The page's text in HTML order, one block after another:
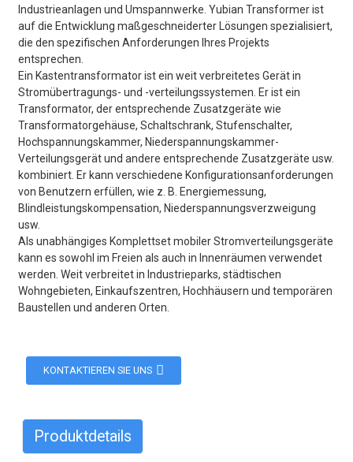
Industrieanlagen und Umspannwerke. Yubian Transformer ist
auf die Entwicklung maßgeschneiderter Lösungen spezialisiert,
die den spezifischen Anforderungen Ihres Projekts
entsprechen.
Ein Kastentransformator ist ein weit verbreitetes Gerät in
Stromübertragungs- und -verteilungssystemen. Er ist ein
Transformator, der entsprechende Zusatzgeräte wie
Transformatorgehäuse, Schaltschrank, Stufenschalter,
Hochspannungskammer, Niederspannungskammer-
Verteilungsgerät und andere entsprechende Zusatzgeräte usw.
kombiniert. Er kann verschiedene Konfigurationsanforderungen
von Benutzern erfüllen, wie z. B. Energiemessung,
Blindleistungskompensation, Niederspannungsverzweigung
usw.
Als unabhängiges Komplettset mobiler Stromverteilungsgeräte
kann es sowohl im Freien als auch in Innenräumen verwendet
werden. Weit verbreitet in Industrieparks, städtischen
Wohngebieten, Einkaufszentren, Hochhäusern und temporären
Baustellen und anderen Orten.
KONTAKTIEREN SIE UNS
Produktdetails